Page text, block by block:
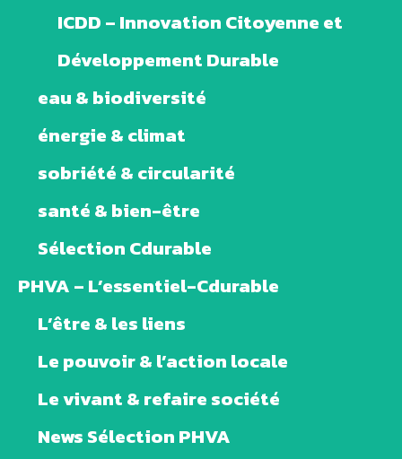
ICDD – Innovation Citoyenne et
Développement Durable
eau & biodiversité
énergie & climat
sobriété & circularité
santé & bien-être
Sélection Cdurable
PHVA – L’essentiel-Cdurable
L’être & les liens
Le pouvoir & l’action locale
Le vivant & refaire société
News Sélection PHVA